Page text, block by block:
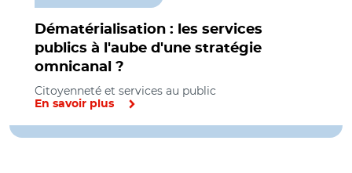
Dématérialisation : les services
publics à l'aube d'une stratégie
omnicanal ?
Citoyenneté et services au public
En savoir plus